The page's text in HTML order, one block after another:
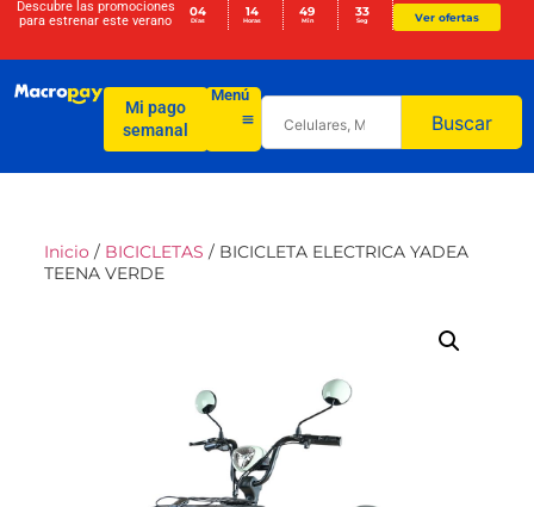
Descubre las promociones
para estrenar este verano
04
Días
14
Horas
49
Min
33
Seg Ver ofertas
Mi pago
semanal
Menú
Buscar
Inicio / BICICLETAS / BICICLETA ELECTRICA YADEA
TEENA VERDE